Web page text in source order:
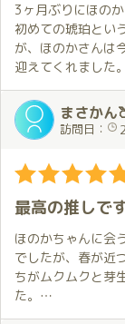
3ヶ月ぶりにほの
初めての琥珀とい
が、ほのかさんは
迎えてくれました。
鏡がいたる所にあ
麗な肌がさらに輝
トカットが可愛い
プレイでは部屋を
も濃厚な内容で、
今回も夢のような
た。この夢の続き
初めての琥珀でし
ら送迎まで丁寧に
まさかん
訪問日：
最高の推しで
ほのかちゃんに会
でしたが、春が近
ちがムクムクと芽
た。
そうです。いつも